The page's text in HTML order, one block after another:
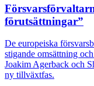
förutsättningar”
De europeiska
stigande omsättning
Joakim Agerback och
ny tillväxtfas.